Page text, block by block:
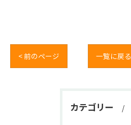
< 前のページ 一覧に戻る
カテゴリー